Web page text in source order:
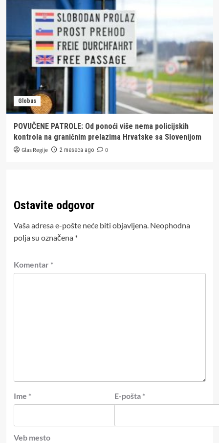
Globus
POVUČENE PATROLE: Od ponoći više nema policijskih
kontrola na graničnim prelazima Hrvatske sa Slovenijom
Glas Regije 2 meseca ago 0
Ostavite odgovor
Vaša adresa e-pošte neće biti objavljena. Neophodna
polja su označena *
Komentar *
Ime * E-pošta *
Veb mesto